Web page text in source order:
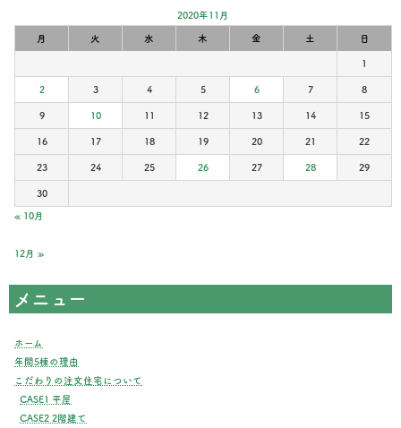
2020年11月
月 火 水 木 金 土 日
1
2 3 4 5 6 7 8
9 10 11 12 13 14 15
16 17 18 19 20 21 22
23 24 25 26 27 28 29
30
« 10月
12月 »
メニュー
ホーム
年間5棟の理由
こだわりの注文住宅について
CASE1 平屋
CASE2 2階建て